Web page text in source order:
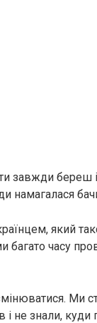
завжди
намагалася
який
часу
Ми
не знали, куди